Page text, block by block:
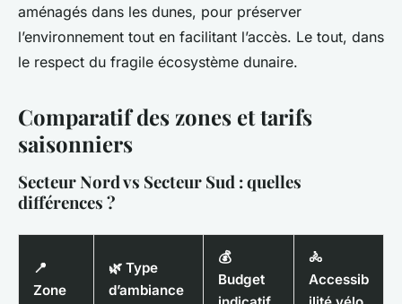
aménagés dans les dunes, pour préserver
l’environnement tout en facilitant l’accès. Le tout, dans
le respect du fragile écosystème dunaire.
Comparatif des zones et tarifs
saisonniers
Secteur Nord vs Secteur Sud : quelles
différences ?
📍
Zone
🌿 Type
d’ambiance
💰
Budget
🚴
Accessib